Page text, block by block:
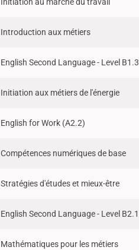
Introduction aux métiers
English Second Language - Level B1.3
Initiation aux métiers de l'énergie
English for Work (A2.2)
Compétences numériques de base
Stratégies d'études et mieux-être
English Second Language - Level B2.1
Mathématiques pour les métiers